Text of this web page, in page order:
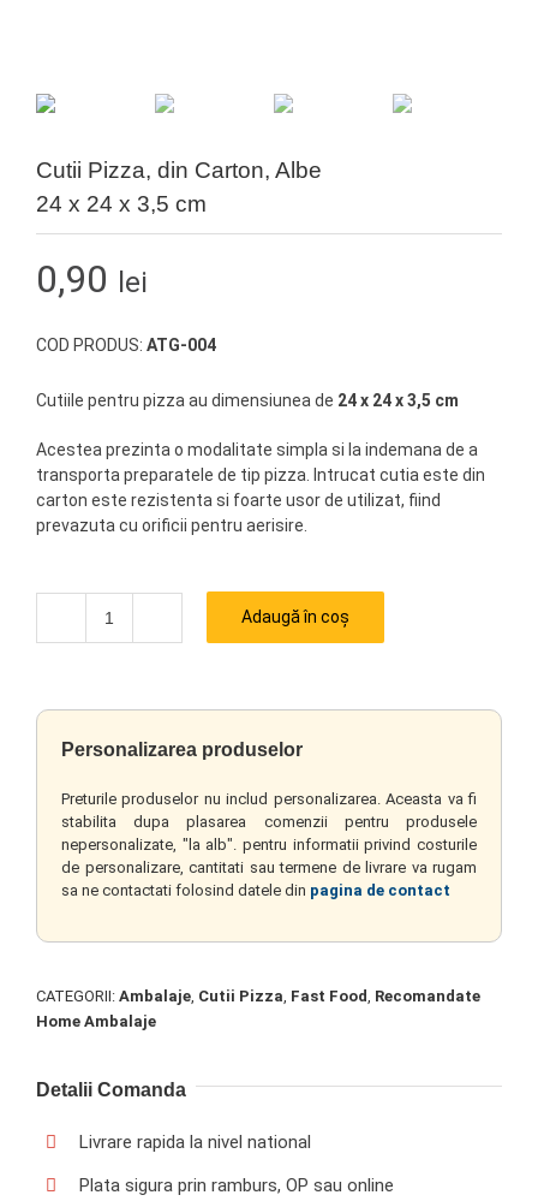
Cutii Pizza, din Carton, Albe
24 x 24 x 3,5 cm
0,90 lei
COD PRODUS: ATG-004
Cutiile pentru pizza au dimensiunea de 24 x 24 x 3,5 cm
Acestea prezinta o modalitate simpla si la indemana de a
transporta preparatele de tip pizza. Intrucat cutia este din
carton este rezistenta si foarte usor de utilizat, fiind
prevazuta cu orificii pentru aerisire.
Cantitate
Adaugă în coș
Personalizarea produselor
Preturile produselor nu includ personalizarea. Aceasta va fi
stabilita dupa plasarea comenzii pentru produsele
nepersonalizate, "la alb". pentru informatii privind costurile
de personalizare, cantitati sau termene de livrare va rugam
sa ne contactati folosind datele din pagina de contact
CATEGORII: Ambalaje, Cutii Pizza, Fast Food, Recomandate
Home Ambalaje
Detalii Comanda
Livrare rapida la nivel national
Plata sigura prin ramburs, OP sau online